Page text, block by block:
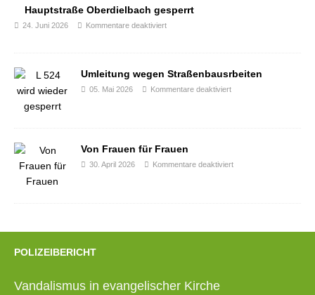
Hauptstraße Oberdielbach gesperrt
24. Juni 2026 Kommentare deaktiviert
Umleitung wegen Straßenbausrbeiten
05. Mai 2026 Kommentare deaktiviert
Von Frauen für Frauen
30. April 2026 Kommentare deaktiviert
POLIZEIBERICHT
Vandalismus in evangelischer Kirche